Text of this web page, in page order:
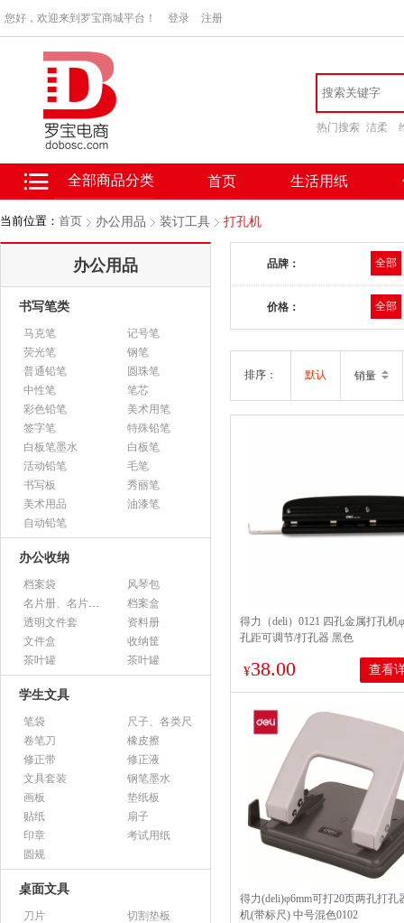
您好，欢迎来到罗宝商城平台！ 登录 注册
热门搜索 洁柔
全部商品分类 首页 生活用纸
当前位置： 首页 办公用品 装订工具 打孔机
办公用品
书写笔类
马克笔
记号笔
荧光笔
钢笔
普通铅笔
圆珠笔
中性笔
笔芯
彩色铅笔
美术用笔
签字笔
特殊铅笔
白板笔墨水
白板笔
活动铅笔
毛笔
书写板
秀丽笔
美术用品
油漆笔
自动铅笔
办公收纳
档案袋
风琴包
名片册、名片盒、名片座
档案盒
透明文件套
资料册
文件盒
收纳筐
茶叶罐
茶叶罐
学生文具
笔袋
尺子、各类尺
卷笔刀
橡皮擦
修正带
修正液
文具套装
钢笔墨水
画板
垫纸板
贴纸
扇子
印章
考试用纸
圆规
桌面文具
刀片
切割垫板
品牌： 全部
价格： 全部
排序： 默认 销量
得力（deli）0121 四孔金属打孔机
孔距可调节/打孔器 黑色
¥38.00 查看
得力(deli)φ6mm可打20页两孔打孔
机(带标尺) 中号混色0102